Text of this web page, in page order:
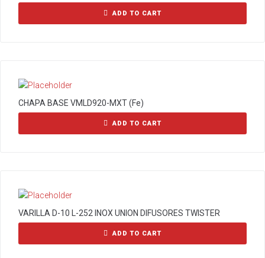
ADD TO CART
CHAPA BASE VMLD920-MXT (Fe)
ADD TO CART
VARILLA D-10 L-252 INOX UNION DIFUSORES TWISTER
ADD TO CART